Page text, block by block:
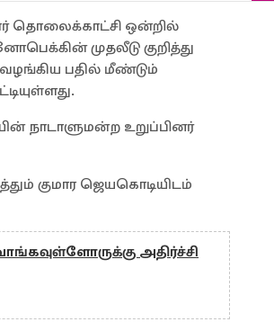
தொலைக்காட்சி ஒன்றில்
முதலீடு குறித்து
வழங்கிய பதில் மீண்டும்
நாடாளுமன்ற உறுப்பினர்
குமார ஜெயகொடியிடம்
அதிர்ச்சி